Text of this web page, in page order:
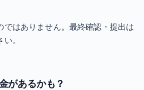
はありません。最終確認・提出は
。
があるかも？